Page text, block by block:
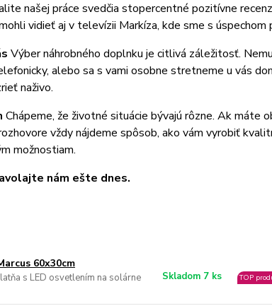
našej práce svedčia stopercentné pozitívne
vidieť aj v televízii Markíza, kde sme s
Výber náhrobného doplnku je citlivá záležitosť.
alebo sa s vami osobne stretneme u vás
naživo.
Chápeme, že životné situácie bývajú rôzne. Ak máte
vždy nájdeme spôsob, ako vám vyrobiť
možnostiam.
nám ešte dnes.
60x30cm
s LED osvetlením na solárne
Skladom 7 ks TOP